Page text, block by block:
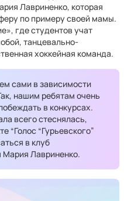
Лавриненко, которая
по примеру своей мамы.
где студентов учат
танцевально-
хоккейная команда.
сами в зависимости
нашим ребятам очень
в конкурсах.
всего стеснялась,
“Голос “Гурьевского”
в клуб
Мария Лавриненко.